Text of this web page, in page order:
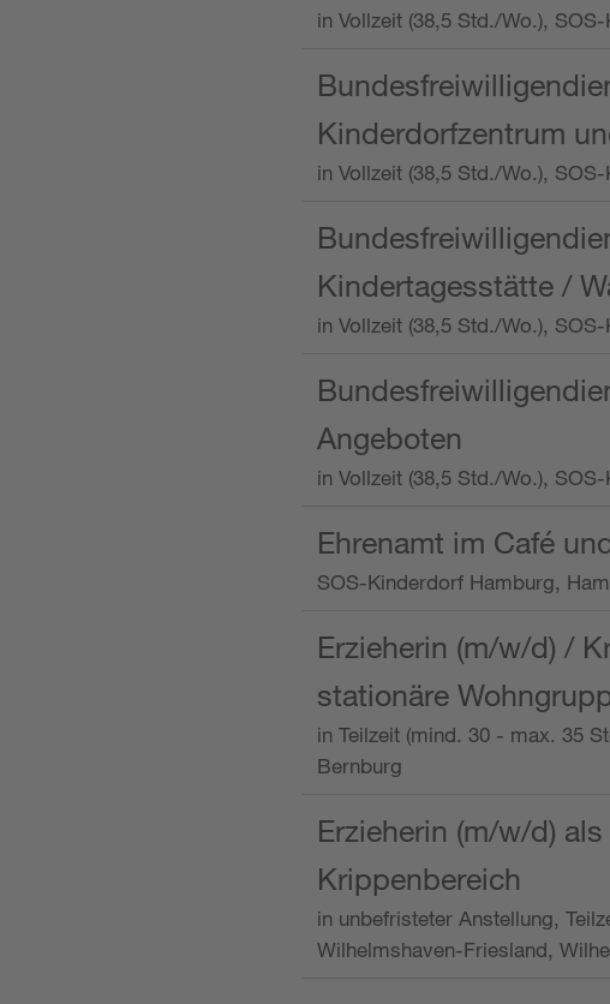
in Vollzeit (38,5 Std./Wo.),
Kinderdorfzentrum
in Vollzeit (38,5 Std./Wo.),
Kindertagesstätte /
in Vollzeit (38,5 Std./Wo.),
Angeboten
in Vollzeit (38,5 Std./Wo.),
Ehrenamt im Café
SOS-Kinderdorf Hamburg,
Erzieherin (m/w/d) /
stationäre
in Teilzeit (mind. 30 - max. 35
Bernburg
Erzieherin (m/w/d)
Krippenbereich
in unbefristeter Anstellung,
Wilhelmshaven-Friesland,